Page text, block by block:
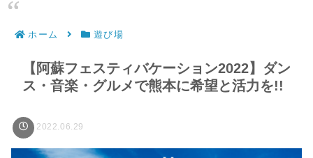
ホーム 遊び場
【阿蘇フェスティバケーション2022】ダン
ス・音楽・グルメで熊本に希望と活力を!!
2022.06.29